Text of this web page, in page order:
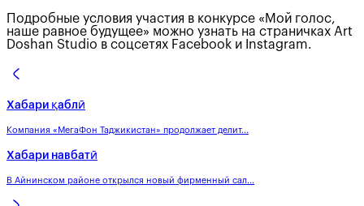
Подробные условия участия в конкурсе «Мой голос,
наше равное будущее» можно узнать на страничках Art
Doshan Studio в соцсетях Facebook и Instagram.
Хабари қаблӣ
Компания «МегаФон Таджикистан» продолжает делит...
Хабари навбатӣ
В Айнинском районе открылся новый фирменный сал...